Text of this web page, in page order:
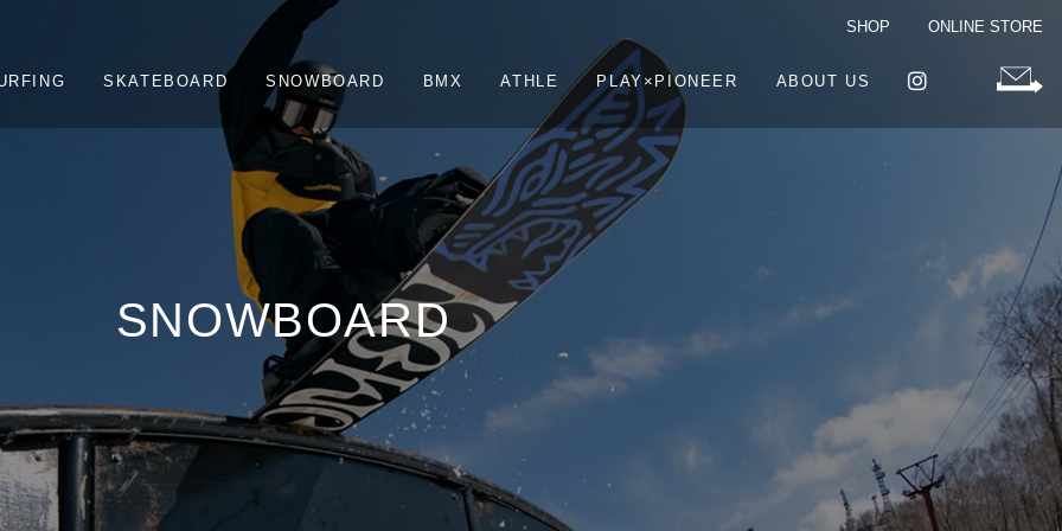
SHOP ONLINE STORE
SKATEBOARD SNOWBOARD BMX ATHLE PLAY×PIONEER ABOUT US
SNOWBOARD